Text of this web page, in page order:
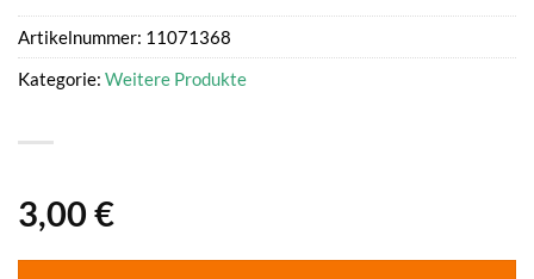
3,00 €
Artikelnummer: 11071368
Kategorie: Weitere Produkte